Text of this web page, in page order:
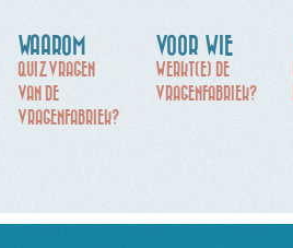
WAAROM
QUIZVRAGEN
VAN DE
VRAGENFABRIEK?
VOOR WIE
WERKT(E) DE
VRAGENFABRIEK?